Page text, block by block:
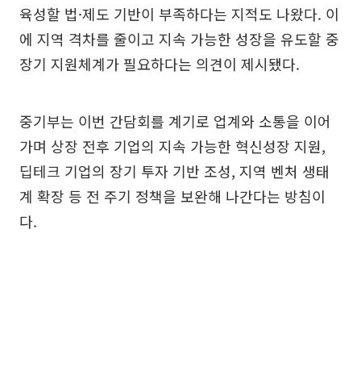
육성할 법·제도 기반이 부족하다는 지적도 나왔다. 이
에 지역 격차를 줄이고 지속 가능한 성장을 유도할 중
장기 지원체계가 필요하다는 의견이 제시됐다.
중기부는 이번 간담회를 계기로 업계와 소통을 이어
가며 상장 전후 기업의 지속 가능한 혁신성장 지원,
딥테크 기업의 장기 투자 기반 조성, 지역 벤처 생태
계 확장 등 전 주기 정책을 보완해 나간다는 방침이
다.